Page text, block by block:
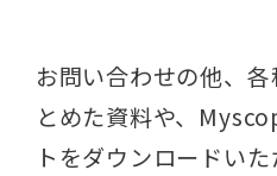
お問い合わせの他、
とめた資料や、
トをダウンロードいた